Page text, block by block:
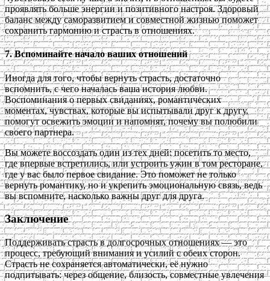
проявлять больше энергии и позитивного настроя. Здоровый
баланс между саморазвитием и совместной жизнью поможет
сохранить гармонию и страсть в отношениях.
7. Вспоминайте начало ваших отношений
Иногда для того, чтобы вернуть страсть, достаточно
вспомнить, с чего началась ваша история любви.
Воспоминания о первых свиданиях, романтических
моментах, чувствах, которые вы испытывали друг к другу,
помогут освежить эмоции и напомнят, почему вы полюбили
своего партнера.
Вы можете воссоздать один из тех дней: посетить то место,
где впервые встретились, или устроить ужин в том ресторане,
где у вас было первое свидание. Это поможет не только
вернуть романтику, но и укрепить эмоциональную связь, ведь
вы вспомните, насколько важны друг для друга.
Заключение
Поддерживать страсть в долгосрочных отношениях — это
процесс, требующий внимания и усилий с обеих сторон.
Страсть не сохраняется автоматически, её нужно
подпитывать: через общение, близость, совместные увлечения